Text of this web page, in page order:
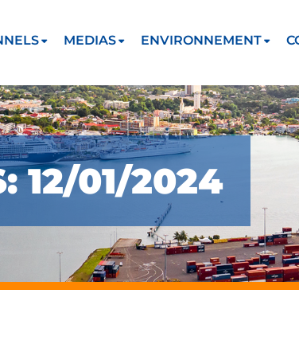
MEDIAS ENVIRONNEMENT
12/01/2024